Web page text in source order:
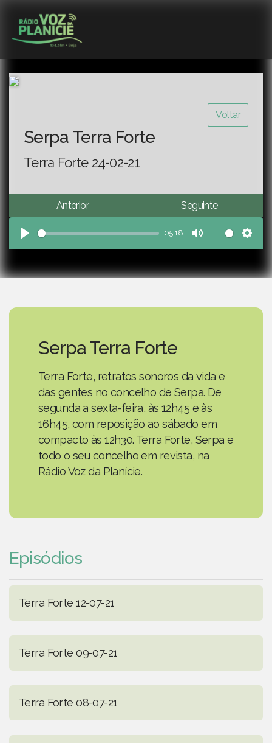
Voltar
Serpa Terra Forte
Terra Forte 24-02-21
Anterior Seguinte
Play
05:18
Mute
Serpa Terra Forte
Terra Forte, retratos sonoros da vida e
das gentes no concelho de Serpa. De
segunda a sexta-feira, às 12h45 e às
16h45, com reposição ao sábado em
compacto às 12h30. Terra Forte, Serpa e
todo o seu concelho em revista, na
Rádio Voz da Planície.
Episódios
Terra Forte 12-07-21
Terra Forte 09-07-21
Terra Forte 08-07-21